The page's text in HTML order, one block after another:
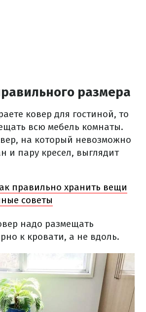
размера
ковер для гостиной, то
всю мебель комнаты.
на который невозможно
и пару кресел, выглядит
правильно хранить вещи
советы
надо размещать
к кровати, а не вдоль.